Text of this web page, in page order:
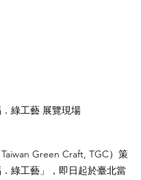
綠工藝 展覽現場
Green Craft, TGC）策
綠工藝」，即日起於臺北當